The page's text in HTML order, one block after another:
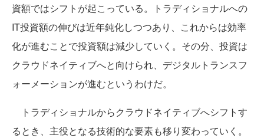
資額ではシフトが起こっている。トラディショナルへの
IT投資額の伸びは近年鈍化しつつあり、これからは効率
化が進むことで投資額は減少していく。その分、投資は
クラウドネイティブへと向けられ、デジタルトランスフ
ォーメーションが進むというわけだ。
トラディショナルからクラウドネイティブへシフトす
るとき、主役となる技術的な要素も移り変わっていく。